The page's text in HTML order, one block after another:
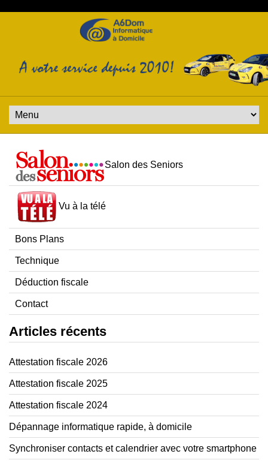
Salon des Seniors
Vu à la télé
Bons Plans
Technique
Déduction fiscale
Contact
Articles récents
Attestation fiscale 2026
Attestation fiscale 2025
Attestation fiscale 2024
Dépannage informatique rapide, à domicile
Synchroniser contacts et calendrier avec votre smartphone